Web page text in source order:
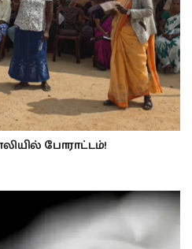
போராட்டம்!